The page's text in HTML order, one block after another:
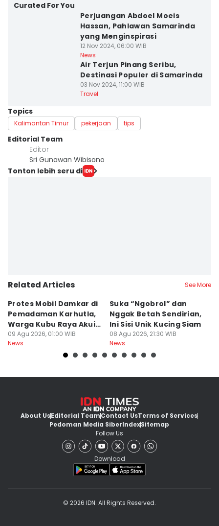
Curated For You
Perjuangan Abdoel Moeis
Hassan, Pahlawan Samarinda
yang Menginspirasi
12 Nov 2024, 06:00 WIB
News
Air Terjun Pinang Seribu,
Destinasi Populer di Samarinda
03 Nov 2024, 11:00 WIB
Travel
Topics
Kalimantan Timur pekerjaan tips
Editorial Team
Editor
Sri Gunawan Wibisono
Tonton lebih seru di
Related Articles See More
Protes Mobil Damkar di
Pemadaman Karhutla,
Warga Kubu Raya Akui
Khilaf
09 Agu 2026, 01:00 WIB
News
Suka “Ngobrol” dan
Nggak Betah Sendirian,
Ini Sisi Unik Kucing Siam
08 Agu 2026, 21:30 WIB
News
About UsEditorial TeamContact UsTerms of Services
Pedoman Media SiberIndexSitemap
Follow Us
Download
© 2026 IDN. All Rights Reserved.